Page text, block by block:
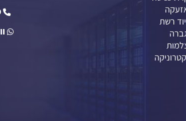
שעות
ימים